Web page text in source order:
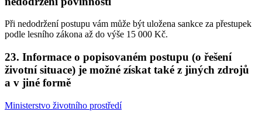
Při nedodržení postupu vám může být uložena sankce za přestupek
podle lesního zákona až do výše 15 000 Kč.
23. Informace o popisovaném postupu (o řešení
životní situace) je možné získat také z jiných zdrojů
a v jiné formě
Ministerstvo životního prostředí